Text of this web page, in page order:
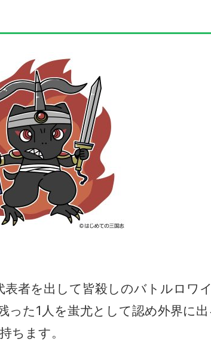
者を出して皆殺しのバトルロワ
った1人を蚩尤として認め外界に
ちます。